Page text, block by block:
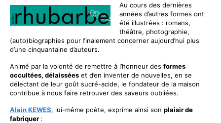
Au cours des dernières
années d’autres formes ont
été illustrées : romans,
théâtre, photographie,
(auto)biographies pour finalement concerner aujourd’hui plus
d’une cinquantaine d’auteurs.
Animé par la volonté de remettre à l’honneur des formes
occultées, délaissées et d’en inventer de nouvelles, en se
délectant de leur goût sucré-acide, le fondateur de la maison
contribue à nous faire retrouver des saveurs oubliées.
Alain KEWES, lui-même poète, exprime ainsi son plaisir de
fabriquer :